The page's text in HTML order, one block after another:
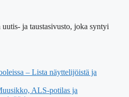
ja taustasivusto, joka syntyi
– Lista näyttelijöistä ja
ALS-potilas ja